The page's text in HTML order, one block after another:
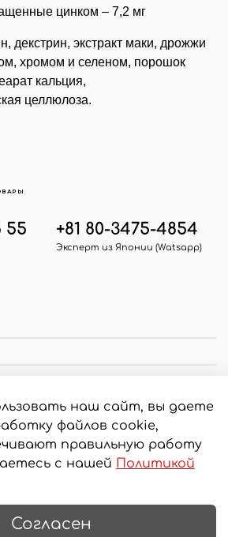
цинком – 7,2 мг
декстрин, экстракт маки, дрожжи
хромом и селеном, порошок
кальция,
целлюлоза.
55 +81 80-3475-4854
Эксперт из Японии (Watsapp)
контента без
запрещено
создан на InSales
наш сайт, вы даете
файлов cookie,
правильную работу
с нашей Политикой
Согласен